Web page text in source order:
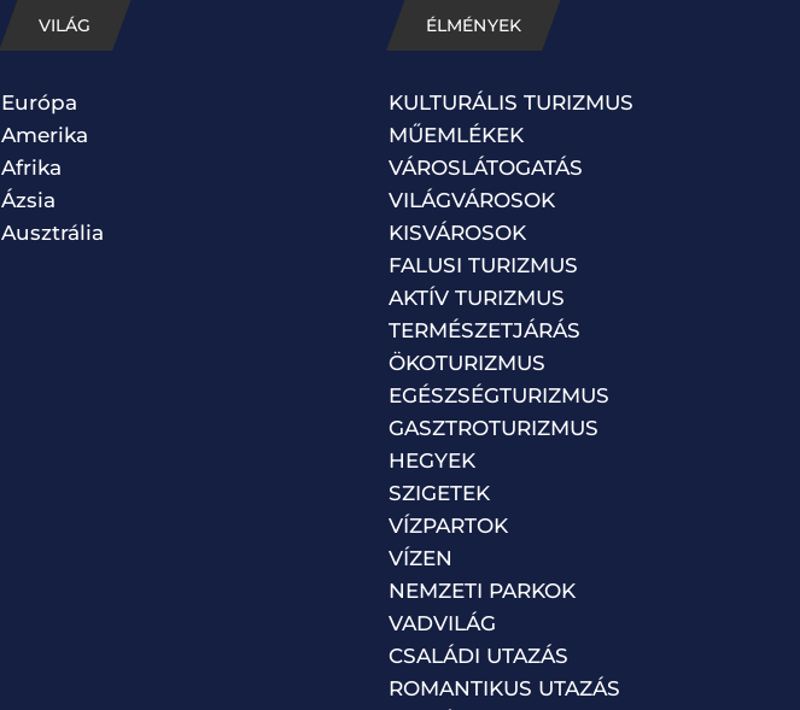
VILÁG
Európa
Amerika
Afrika
Ázsia
Ausztrália
ÉLMÉNYEK
KULTURÁLIS TURIZMUS
MŰEMLÉKEK
VÁROSLÁTOGATÁS
VILÁGVÁROSOK
KISVÁROSOK
FALUSI TURIZMUS
AKTÍV TURIZMUS
TERMÉSZETJÁRÁS
ÖKOTURIZMUS
EGÉSZSÉGTURIZMUS
GASZTROTURIZMUS
HEGYEK
SZIGETEK
VÍZPARTOK
VÍZEN
NEMZETI PARKOK
VADVILÁG
CSALÁDI UTAZÁS
ROMANTIKUS UTAZÁS